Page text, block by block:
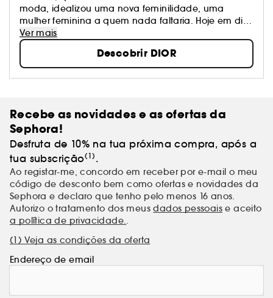
moda, idealizou uma nova feminilidade, uma
mulher feminina a quem nada faltaria. Hoje em dia,
dos vestidos aos acessórios, das fragrâncias ao
batom e ao mais sofisticado tratamento, a Casa
Dior exalta a beleza da mulher conferindo-lhe
luminosidade e modernidade.
Ver mais
Descobrir DIOR
Recebe as novidades e as ofertas da
Sephora!
Desfruta de 10% na tua próxima compra, após a
tua subscrição(1) .
Ao registar-me, concordo em receber por e-mail o meu
código de desconto bem como ofertas e novidades da
Sephora e declaro que tenho pelo menos 16 anos.
Autorizo o tratamento dos meusdados pessoais e aceito
a política de privacidade..
(1) Veja as condições da oferta
Endereço de email